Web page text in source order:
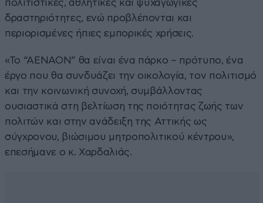
πολιτιστικές, αθλητικές και ψυχαγωγικές
δραστηριότητες, ενώ προβλέπονται και
περιορισμένες ήπιες εμπορικές χρήσεις.
«Το “ΑΕΝΑΟΝ” θα είναι ένα πάρκο – πρότυπο, ένα
έργο που θα συνδυάζει την οικολογία, τον πολιτισμό
και την κοινωνική συνοχή, συμβάλλοντας
ουσιαστικά στη βελτίωση της ποιότητας ζωής των
πολιτών και στην ανάδειξη της Αττικής ως
σύγχρονου, βιώσιμου μητροπολιτικού κέντρου»,
επεσήμανε ο κ. Χαρδαλιάς.